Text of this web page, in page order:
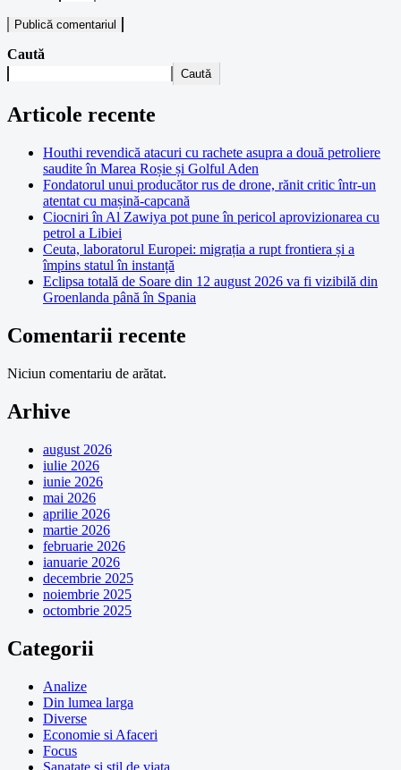
Caută
Caută
Articole recente
Houthi revendică atacuri cu rachete asupra a două petroliere
saudite în Marea Roșie și Golful Aden
Fondatorul unui producător rus de drone, rănit critic într-un
atentat cu mașină-capcană
Ciocniri în Al Zawiya pot pune în pericol aprovizionarea cu
petrol a Libiei
Ceuta, laboratorul Europei: migrația a rupt frontiera și a
împins statul în instanță
Eclipsa totală de Soare din 12 august 2026 va fi vizibilă din
Groenlanda până în Spania
Comentarii recente
Niciun comentariu de arătat.
Arhive
august 2026
iulie 2026
iunie 2026
mai 2026
aprilie 2026
martie 2026
februarie 2026
ianuarie 2026
decembrie 2025
noiembrie 2025
octombrie 2025
Categorii
Analize
Din lumea larga
Diverse
Economie si Afaceri
Focus
Sanatate si stil de viata